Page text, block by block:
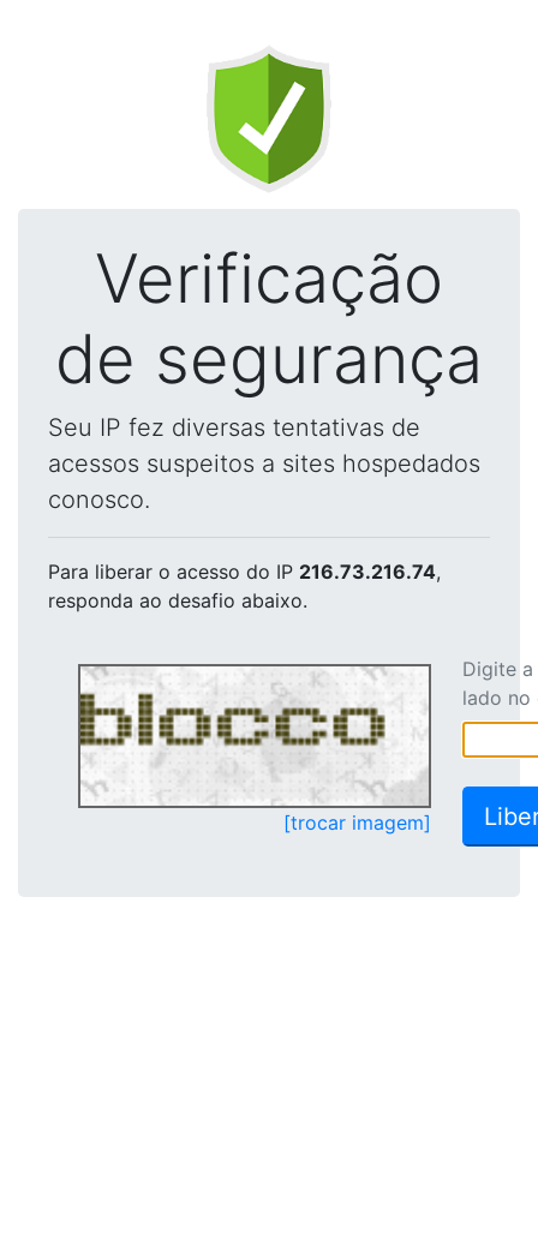
Verificação
de segurança
Seu IP fez diversas tentativas de
acessos suspeitos a sites hospedados
conosco.
Para liberar o acesso do IP 216.73.216.74,
responda ao desafio abaixo.
[trocar imagem]
Digite
lado no